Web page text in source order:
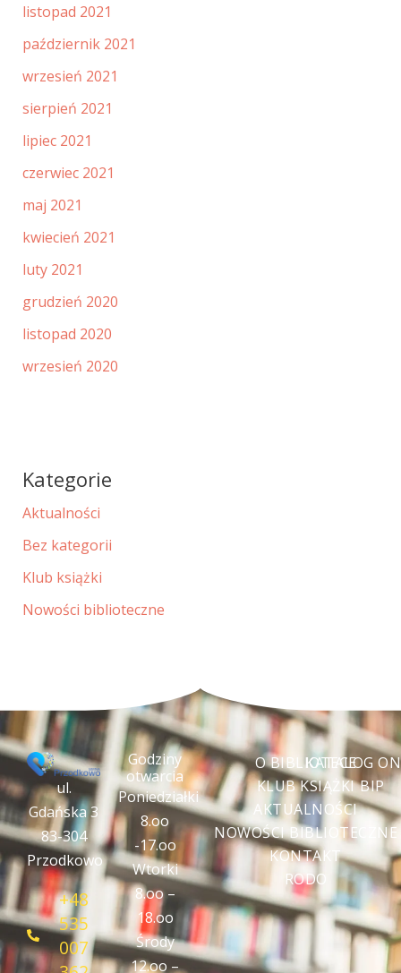
listopad 2021
październik 2021
wrzesień 2021
sierpień 2021
lipiec 2021
czerwiec 2021
maj 2021
kwiecień 2021
luty 2021
grudzień 2020
listopad 2020
wrzesień 2020
Kategorie
Aktualności
Bez kategorii
Klub książki
Nowości biblioteczne
ul.
Gdańska 3
83-304
Przodkowo
+48
535
007
Godziny
otwarcia
Poniedziałki
8.oo
-17.oo
Wtorki
8.oo –
18.oo
Środy
12.oo –
O BIBLIOTECE
KLUB KSIĄŻKI
AKTUALNOŚCI
NOWOŚCI BIBLIOTECZNE
KONTAKT
RODO
KATALOG
BIP